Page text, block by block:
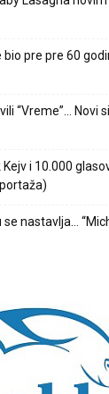
bio pre pre 60
“Vreme”… Novi
i 10.000
nastavlja…